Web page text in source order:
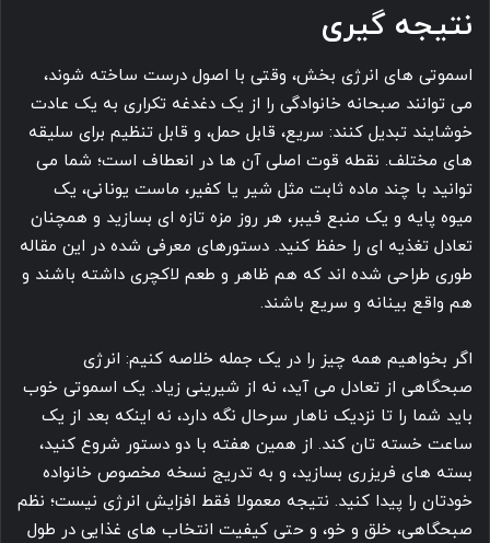
نتیجه گیری
اسموتی های انرژی بخش، وقتی با اصول درست ساخته شوند،
می توانند صبحانه خانوادگی را از یک دغدغه تکراری به یک عادت
خوشایند تبدیل کنند: سریع، قابل حمل، و قابل تنظیم برای سلیقه
های مختلف. نقطه قوت اصلی آن ها در انعطاف است؛ شما می
توانید با چند ماده ثابت مثل شیر یا کفیر، ماست یونانی، یک
میوه پایه و یک منبع فیبر، هر روز مزه تازه ای بسازید و همچنان
تعادل تغذیه ای را حفظ کنید. دستورهای معرفی شده در این مقاله
طوری طراحی شده اند که هم ظاهر و طعم لاکچری داشته باشند و
هم واقع بینانه و سریع باشند.
اگر بخواهیم همه چیز را در یک جمله خلاصه کنیم: انرژی
صبحگاهی از تعادل می آید، نه از شیرینی زیاد. یک اسموتی خوب
باید شما را تا نزدیک ناهار سرحال نگه دارد، نه اینکه بعد از یک
ساعت خسته تان کند. از همین هفته با دو دستور شروع کنید،
بسته های فریزری بسازید، و به تدریج نسخه مخصوص خانواده
خودتان را پیدا کنید. نتیجه معمولا فقط افزایش انرژی نیست؛ نظم
صبحگاهی، خلق و خو، و حتی کیفیت انتخاب های غذایی در طول